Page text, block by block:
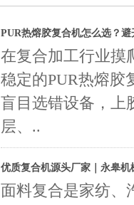
PUR热熔胶复合机怎么选？避
在复合加工行业摸
稳定的PUR热熔胶
盲目选错设备，上
层、..
优质复合机源头厂家｜永皋
面料复合是家纺、